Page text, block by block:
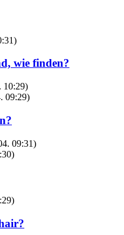
wie finden?
10:29)
09:29)
09:31)